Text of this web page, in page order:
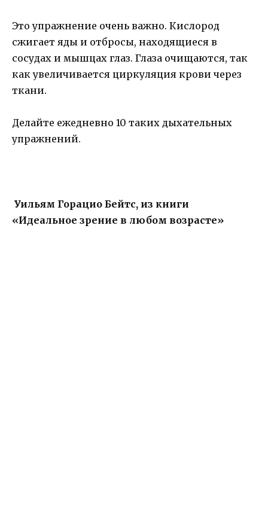
Это упражнение очень важно. Кислород
сжигает яды и отбросы, находящиеся в
сосудах и мышцах глаз. Глаза очищаются, так
как увеличивается циркуляция крови через
ткани.
Делайте ежедневно 10 таких дыхательных
упражнений.
Уильям Горацио Бейтс, из книги
«Идеальное зрение в любом возрасте»